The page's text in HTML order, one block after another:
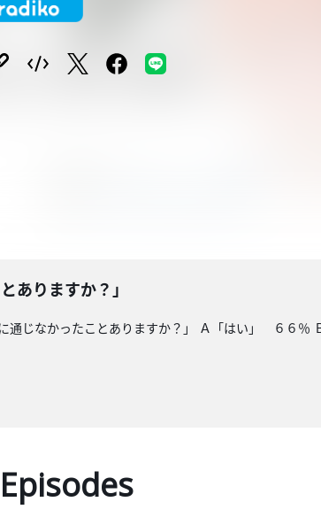
ありますか？」
通じなかったことありますか？」 Ａ「はい」 ６６％